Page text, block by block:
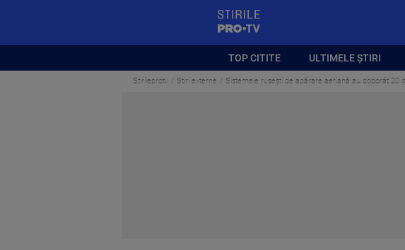
TOP CITITE ULTIMELE ȘTIRI
Stirileprotv Stiri externe Sistemele ruseşti de apărare aeriană au doborât 20